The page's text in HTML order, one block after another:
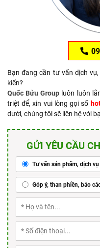
Bạn đang cần tư vấn dịch
kiến?
Quốc Bửu Group luôn luôn
triệt để, xin vui lòng gọi số
dưới, chúng tôi sẽ liên hệ với
GỬI YÊU CẦU
Tư vấn sản phẩm, dịch vụ
Góp ý, than phiền, báo